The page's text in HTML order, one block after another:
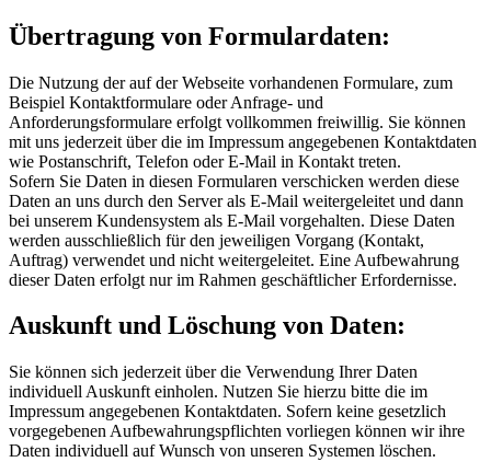
Übertragung von Formulardaten:
Die Nutzung der auf der Webseite vorhandenen Formulare, zum
Beispiel Kontaktformulare oder Anfrage- und
Anforderungsformulare erfolgt vollkommen freiwillig. Sie können
mit uns jederzeit über die im Impressum angegebenen Kontaktdaten
wie Postanschrift, Telefon oder E-Mail in Kontakt treten.
Sofern Sie Daten in diesen Formularen verschicken werden diese
Daten an uns durch den Server als E-Mail weitergeleitet und dann
bei unserem Kundensystem als E-Mail vorgehalten. Diese Daten
werden ausschließlich für den jeweiligen Vorgang (Kontakt,
Auftrag) verwendet und nicht weitergeleitet. Eine Aufbewahrung
dieser Daten erfolgt nur im Rahmen geschäftlicher Erfordernisse.
Auskunft und Löschung von Daten:
Sie können sich jederzeit über die Verwendung Ihrer Daten
individuell Auskunft einholen. Nutzen Sie hierzu bitte die im
Impressum angegebenen Kontaktdaten. Sofern keine gesetzlich
vorgegebenen Aufbewahrungspflichten vorliegen können wir ihre
Daten individuell auf Wunsch von unseren Systemen löschen.